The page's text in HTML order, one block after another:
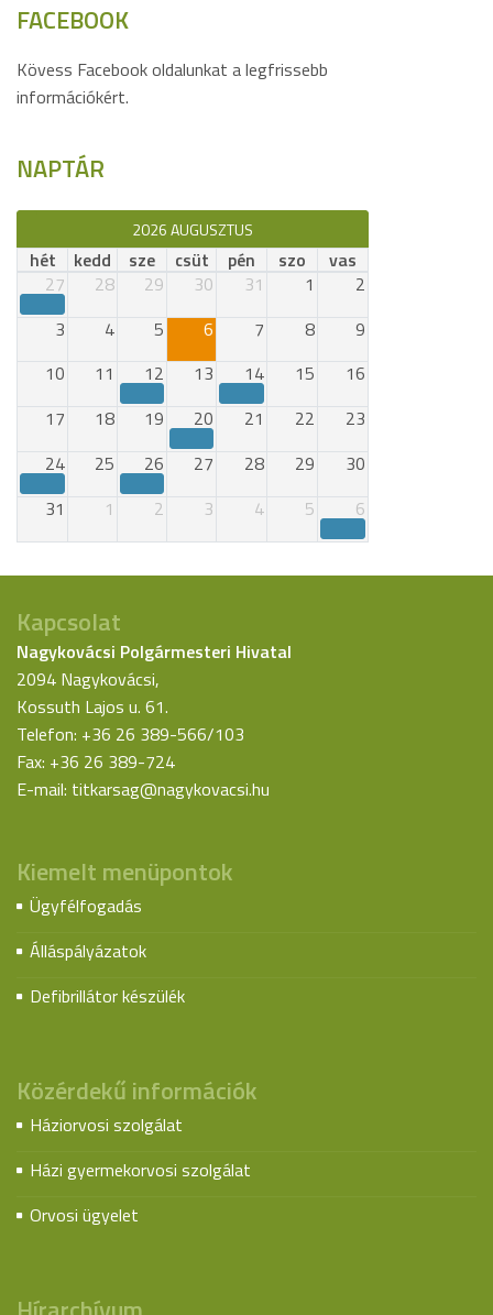
FACEBOOK
Kövess Facebook oldalunkat a legfrissebb
információkért.
NAPTÁR
2026 AUGUSZTUS
hét kedd sze csüt pén szo
vas
27
28 29 30 31 1
2
3
4 5 6 7 8
9
10
11 12 13 14 15
16
17
18 19 20 21 22
23
24
25 26 27 28 29
30
31
1 2 3 4 5 6
Kapcsolat
Nagykovácsi Polgármesteri Hivatal
2094 Nagykovácsi,
Kossuth Lajos u. 61.
Telefon: +36 26 389-566/103
Fax: +36 26 389-724
E-mail: titkarsag@nagykovacsi.hu
Kiemelt menüpontok
Ügyfélfogadás
Álláspályázatok
Defibrillátor készülék
Közérdekű információk
Háziorvosi szolgálat
Házi gyermekorvosi szolgálat
Orvosi ügyelet